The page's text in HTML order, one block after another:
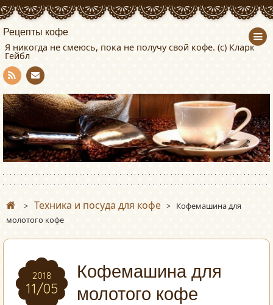
Рецепты кофе
Я никогда не смеюсь, пока не получу свой кофе. (с) Кларк
Гейбл
RSS Con
tact
> Техника и посуда для кофе > Кофемашина для
молотого кофе
2018
11/05
Кофемашина для
молотого кофе